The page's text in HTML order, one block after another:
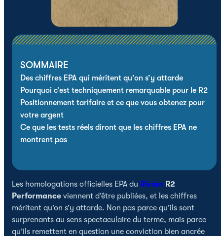
SOMMAIRE
Des chiffres EPA qui méritent qu’on s’y attarde
Pourquoi c’est techniquement remarquable pour le R2
Positionnement tarifaire et ce que vous obtenez pour
votre argent
Ce que les tests réels diront que les chiffres EPA ne
montrent pas
Les homologations officielles EPA du Rivian R2
Performance viennent d’être publiées, et les chiffres
méritent qu’on s’y attarde. Non pas parce qu’ils sont
surprenants au sens spectaculaire du terme, mais parce
qu’ils remettent en question une conviction bien ancrée